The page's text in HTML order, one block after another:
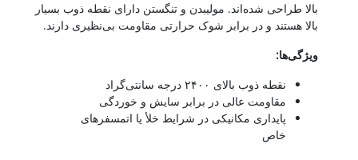
بالا طراحی شده‌اند. مولیبدن و تنگستن دارای نقطه ذوب بسیار
بالا هستند و در برابر شوک حرارتی مقاومت بی‌نظیری دارند.
ویژگی‌ها:
نقطه ذوب بالای ۲۴۰۰ درجه سانتی‌گراد
مقاومت عالی در برابر سایش و خوردگی
پایداری مکانیکی در شرایط خلأ یا اتمسفرهای
خاص